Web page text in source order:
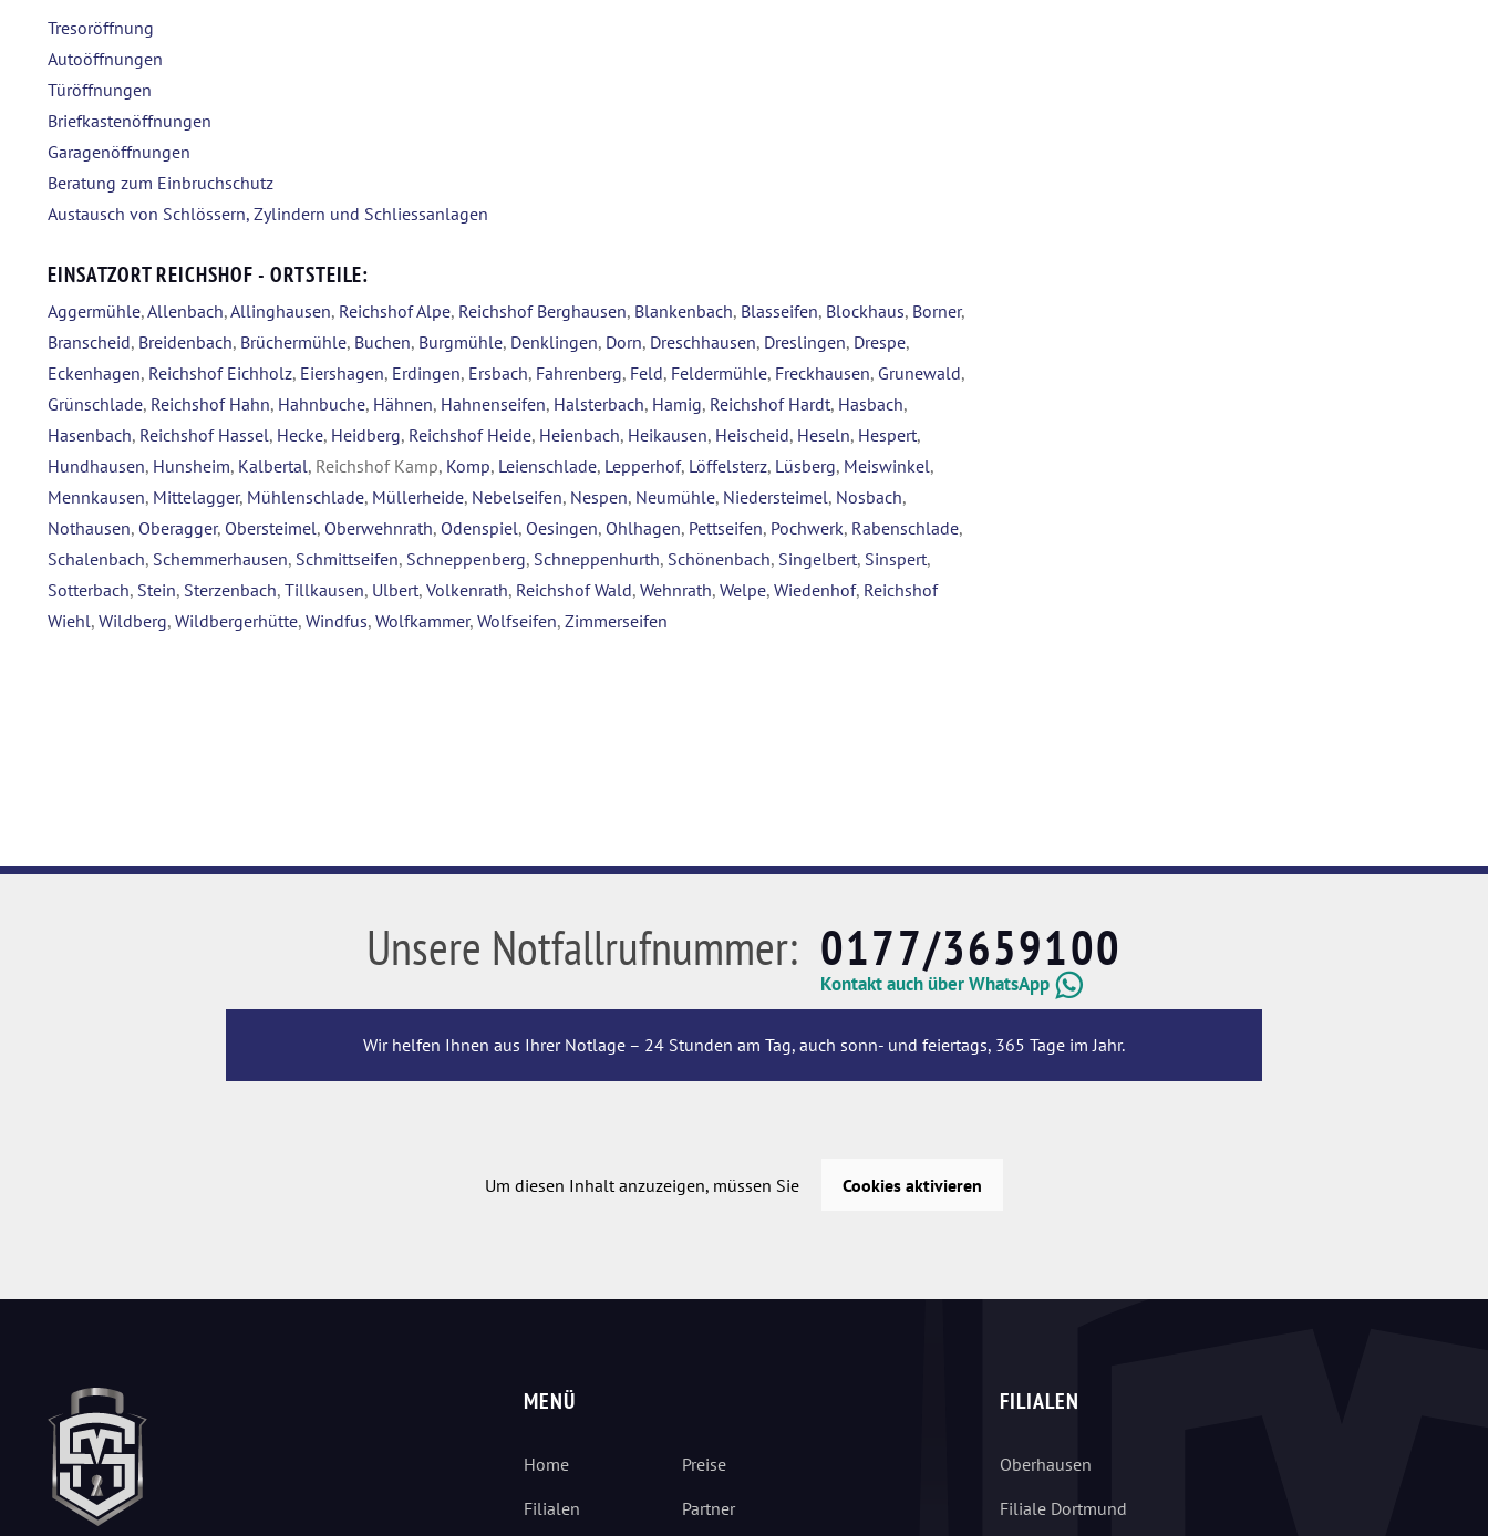
Tresoröffnung
Autoöffnungen
Türöffnungen
Briefkastenöffnungen
Garagenöffnungen
Beratung zum Einbruchschutz
Austausch von Schlössern, Zylindern und Schliessanlagen
EINSATZORT REICHSHOF - ORTSTEILE:
Aggermühle,Allenbach,Allinghausen, Reichshof Alpe, Reichshof Berghausen, Blankenbach, Blasseifen, Blockhaus, Borner,
Branscheid, Breidenbach, Brüchermühle, Buchen, Burgmühle, Denklingen, Dorn, Dreschhausen, Dreslingen, Drespe,
Eckenhagen, Reichshof Eichholz, Eiershagen, Erdingen, Ersbach, Fahrenberg, Feld, Feldermühle, Freckhausen, Grunewald,
Grünschlade, Reichshof Hahn, Hahnbuche, Hähnen, Hahnenseifen, Halsterbach, Hamig, Reichshof Hardt, Hasbach,
Hasenbach, Reichshof Hassel, Hecke, Heidberg, Reichshof Heide, Heienbach, Heikausen, Heischeid, Heseln, Hespert,
Hundhausen, Hunsheim, Kalbertal, Reichshof Kamp, Komp, Leienschlade, Lepperhof, Löffelsterz, Lüsberg, Meiswinkel,
Mennkausen, Mittelagger, Mühlenschlade, Müllerheide, Nebelseifen, Nespen, Neumühle, Niedersteimel, Nosbach,
Nothausen, Oberagger, Obersteimel, Oberwehnrath, Odenspiel, Oesingen, Ohlhagen, Pettseifen, Pochwerk, Rabenschlade,
Schalenbach, Schemmerhausen, Schmittseifen, Schneppenberg, Schneppenhurth, Schönenbach, Singelbert, Sinspert,
Sotterbach, Stein, Sterzenbach, Tillkausen, Ulbert, Volkenrath, Reichshof Wald, Wehnrath, Welpe, Wiedenhof, Reichshof
Wiehl, Wildberg, Wildbergerhütte, Windfus, Wolfkammer, Wolfseifen, Zimmerseifen
Unsere Notfallrufnummer: 0177/3659100
Kontakt auch über WhatsApp
Wir helfen Ihnen aus Ihrer Notlage – 24 Stunden am Tag, auch sonn- und feiertags, 365 Tage im Jahr.
Um diesen Inhalt anzuzeigen, müssen Sie Cookies aktivieren
MENÜ
Home
Filialen
Preise
Partner
FILIALEN
Oberhausen
Filiale Dortmund